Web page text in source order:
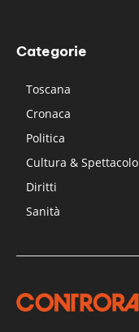
Categorie
Toscana
Cronaca
Politica
Cultura & Spettacolo
Diritti
Sanità